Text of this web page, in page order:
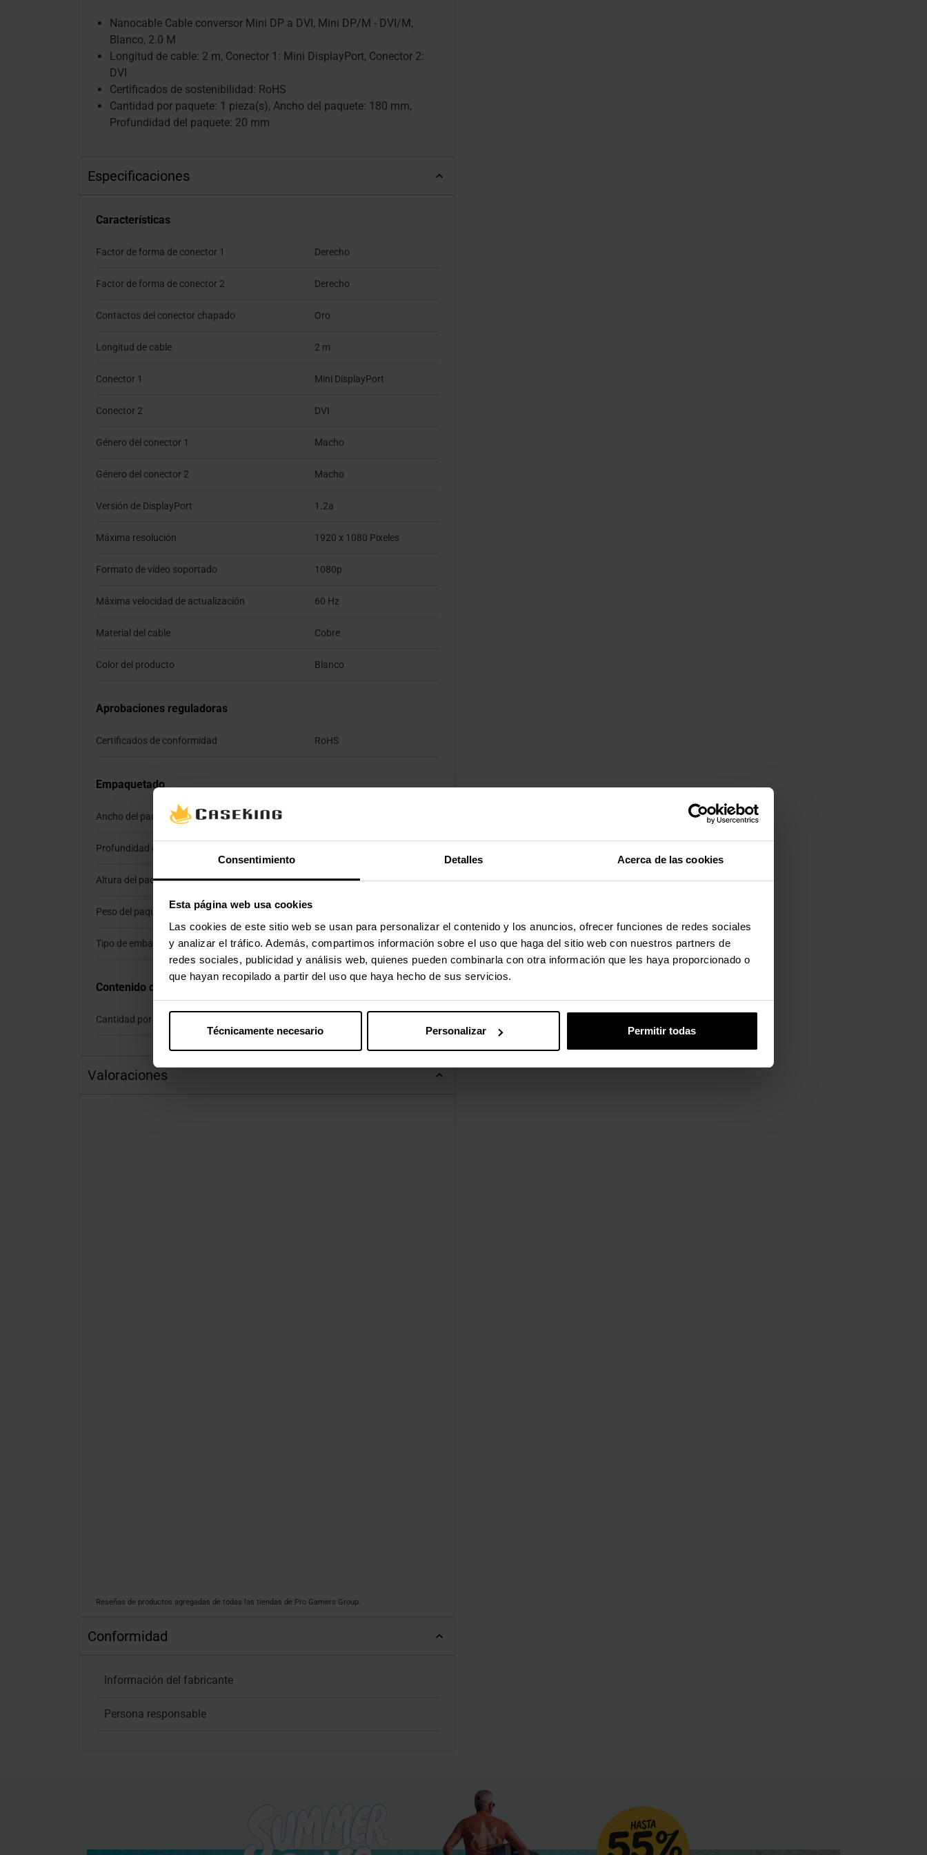
Consentimiento Detalles Acerca de las cookies
Esta página web usa cookies
Las cookies de este sitio web se usan para personalizar el contenido y los anuncios, ofrecer funciones de redes sociales
y analizar el tráfico. Además, compartimos información sobre el uso que haga del sitio web con nuestros partners de
redes sociales, publicidad y análisis web, quienes pueden combinarla con otra información que les haya proporcionado o
que hayan recopilado a partir del uso que haya hecho de sus servicios.
Técnicamente necesario Personalizar Permitir todas
Nanocable Cable conversor Mini DP a DVI, Mini DP/M - DVI/M,
Blanco, 2.0 M
Longitud de cable: 2 m, Conector 1: Mini DisplayPort, Conector 2:
DVI
Certificados de sostenibilidad: RoHS
Cantidad por paquete: 1 pieza(s), Ancho del paquete: 180 mm,
Profundidad del paquete: 20 mm
Especificaciones
Características
Factor de forma de conector 1 Derecho
Factor de forma de conector 2 Derecho
Contactos del conector chapado Oro
Longitud de cable 2 m
Conector 1 Mini DisplayPort
Conector 2 DVI
Género del conector 1 Macho
Género del conector 2 Macho
Versión de DisplayPort 1.2a
Máxima resolución 1920 x 1080 Pixeles
Formato de vídeo soportado 1080p
Máxima velocidad de actualización 60 Hz
Material del cable Cobre
Color del producto Blanco
Aprobaciones reguladoras
Certificados de conformidad RoHS
Empaquetado
Ancho del paquete
Profundidad del paquete
Altura del paquete 210 mm
Peso del paquete
Tipo de embalaje Bolsa
Contenido del embalaje
Cantidad por paquete
Valoraciones
Reseñas de productos agregadas de todas las tiendas de Pro Gamers Group.
Conformidad
Información del fabricante
Persona responsable